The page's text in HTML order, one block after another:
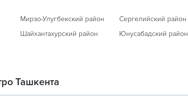
Мирзо-Улугбекский район
Сергелийский район
Шайхантахурский район
Юнусабадский район
Ташкента